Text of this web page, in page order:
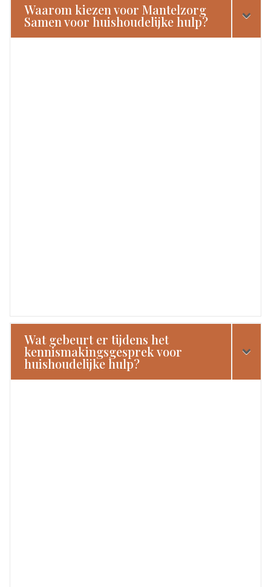
Waarom kiezen voor Mantelzorg
Samen voor huishoudelijke hulp?
Wat gebeurt er tijdens het
kennismakingsgesprek voor
huishoudelijke hulp?